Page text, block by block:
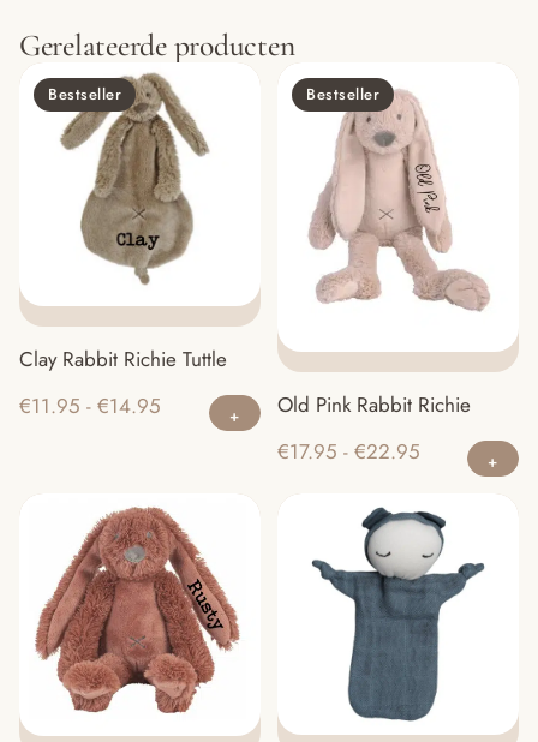
Gerelateerde producten
Bestseller
Clay Rabbit Richie Tuttle
€11.95 - €14.95 Prijsklasse:
€11.95
€14.95
Dit
heeft
op
Bestseller
Old Pink Rabbit Richie
€17.95 - €22.95 Prijsklasse:
€17.95
tot
€22.95